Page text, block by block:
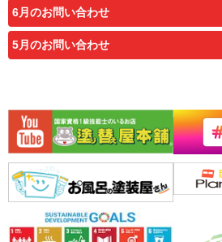
6月のお問い合わせ
5月のお問い合わせ